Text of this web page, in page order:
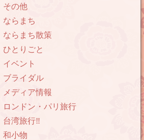
その他
ならまち
ならまち散策
ひとりごと
イベント
ブライダル
メディア情報
ロンドン・パリ旅行
台湾旅行‼︎
和小物